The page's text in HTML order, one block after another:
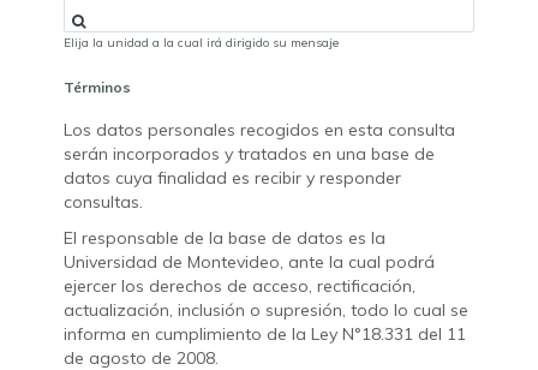
Elija la unidad a la cual irá dirigido su mensaje
Términos
Los datos personales recogidos en esta consulta
serán incorporados y tratados en una base de
datos cuya finalidad es recibir y responder
consultas.
El responsable de la base de datos es la
Universidad de Montevideo, ante la cual podrá
ejercer los derechos de acceso, rectificación,
actualización, inclusión o supresión, todo lo cual se
informa en cumplimiento de la Ley N°18.331 del 11
de agosto de 2008.